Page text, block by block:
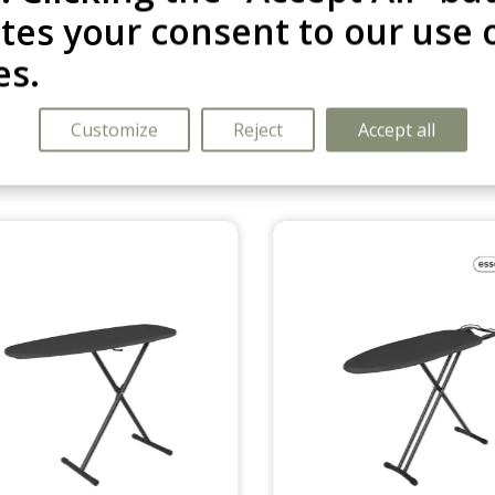
your consent to our use
Customize Reject Accept all